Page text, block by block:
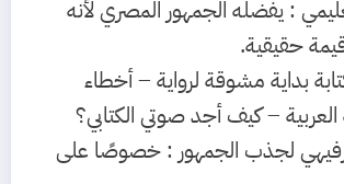
: يفضلّه الجمهور المصري لأنه
حقيقية.
بداية مشوقة لرواية –أخطاء
–كيف أجد صوتي الكتابي؟
لجذب الجمهور : خصوصًا على